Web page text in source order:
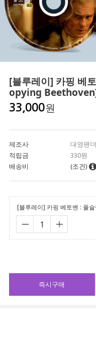
[블루레이] 카핑 베
opying
33,000원
제조사
대영팬더
적립금
330원
배송비
(조건)
[블루레이] 카핑 베토벤 : 풀
즉시구매